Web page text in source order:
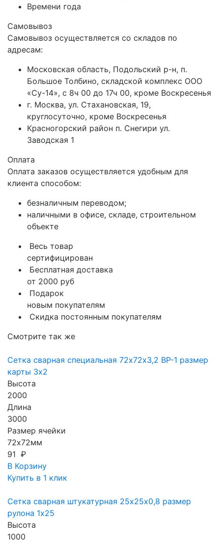
Времени года
Самовывоз
Самовывоз осуществляется со складов по
адресам:
Московская область, Подольский р-н, п.
Большое Толбино, складской комплекс ООО
«Су-14», с 8ч 00 до 17ч 00, кроме Воскресенья
г. Москва, ул. Стахановская, 19,
круглосуточно, кроме Воскресенья
Красногорский район п. Снегири ул.
Заводская 1
Оплата
Оплата заказов осуществляется удобным для
клиента способом:
безналичным переводом;
наличными в офисе, складе, строительном
объекте
Весь товар
сертифицирован
Бесплатная доставка
от 2000 руб
Подарок
новым покупателям
Скидка постоянным покупателям
Смотрите так же
Сетка сварная специальная 72х72х3,2 ВР-1 размер
карты 3х2
Высота
2000
Длина
3000
Размер ячейки
72х72мм
91 ₽
В Корзину
Купить в 1 клик
Сетка сварная штукатурная 25х25х0,8 размер
рулона 1х25
Высота
1000